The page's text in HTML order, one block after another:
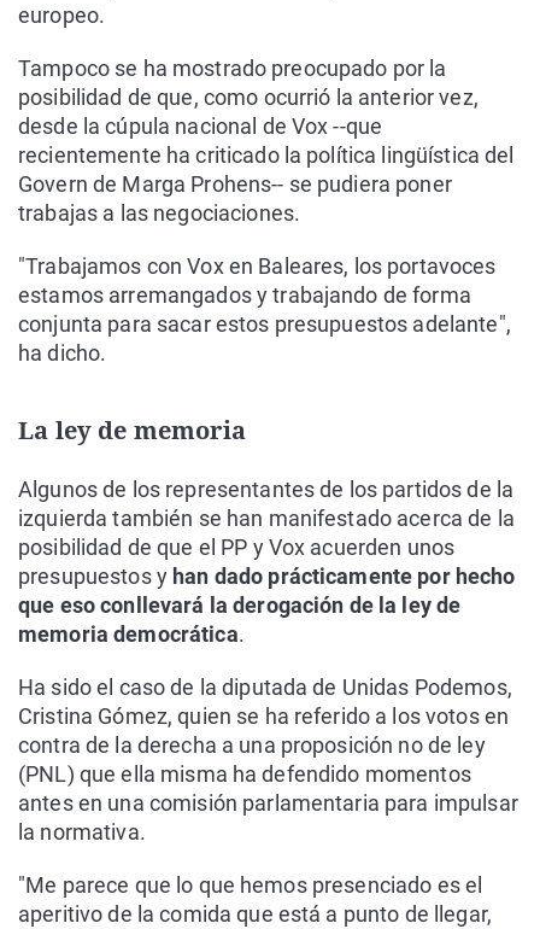
europeo.
Tampoco se ha mostrado preocupado por la
posibilidad de que, como ocurrió la anterior vez,
desde la cúpula nacional de Vox --que
recientemente ha criticado la política lingüística del
Govern de Marga Prohens-- se pudiera poner
trabajas a las negociaciones.
"Trabajamos con Vox en Baleares, los portavoces
estamos arremangados y trabajando de forma
conjunta para sacar estos presupuestos adelante",
ha dicho.
La ley de memoria
Algunos de los representantes de los partidos de la
izquierda también se han manifestado acerca de la
posibilidad de que el PP y Vox acuerden unos
presupuestos y han dado prácticamente por hecho
que eso conllevará la derogación de la ley de
memoria democrática.
Ha sido el caso de la diputada de Unidas Podemos,
Cristina Gómez, quien se ha referido a los votos en
contra de la derecha a una proposición no de ley
(PNL) que ella misma ha defendido momentos
antes en una comisión parlamentaria para impulsar
la normativa.
"Me parece que lo que hemos presenciado es el
aperitivo de la comida que está a punto de llegar,